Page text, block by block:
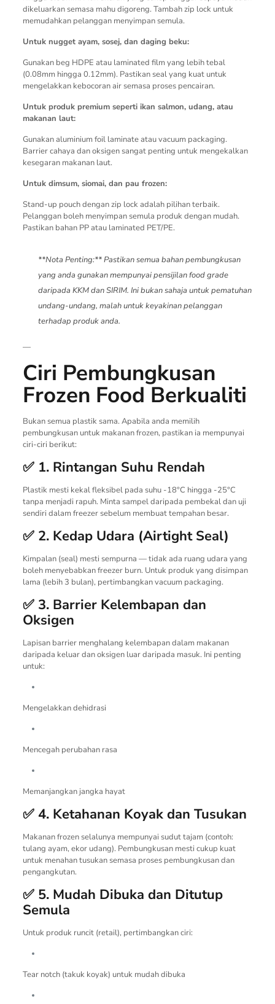
dikeluarkan semasa mahu digoreng. Tambah zip lock untuk
memudahkan pelanggan menyimpan semula.
Untuk nugget ayam, sosej, dan daging beku:
Gunakan beg HDPE atau laminated film yang lebih tebal
(0.08mm hingga 0.12mm). Pastikan seal yang kuat untuk
mengelakkan kebocoran air semasa proses pencairan.
Untuk produk premium seperti ikan salmon, udang, atau
makanan laut:
Gunakan aluminium foil laminate atau vacuum packaging.
Barrier cahaya dan oksigen sangat penting untuk mengekalkan
kesegaran makanan laut.
Untuk dimsum, siomai, dan pau frozen:
Stand-up pouch dengan zip lock adalah pilihan terbaik.
Pelanggan boleh menyimpan semula produk dengan mudah.
Pastikan bahan PP atau laminated PET/PE.
**Nota Penting:** Pastikan semua bahan pembungkusan
yang anda gunakan mempunyai pensijilan food grade
daripada KKM dan SIRIM. Ini bukan sahaja untuk pematuhan
undang-undang, malah untuk keyakinan pelanggan
terhadap produk anda.
—
Ciri Pembungkusan
Frozen Food Berkualiti
Bukan semua plastik sama. Apabila anda memilih
pembungkusan untuk makanan frozen, pastikan ia mempunyai
ciri-ciri berikut:
✅ 1. Rintangan Suhu Rendah
Plastik mesti kekal fleksibel pada suhu -18°C hingga -25°C
tanpa menjadi rapuh. Minta sampel daripada pembekal dan uji
sendiri dalam freezer sebelum membuat tempahan besar.
✅ 2. Kedap Udara (Airtight Seal)
Kimpalan (seal) mesti sempurna — tidak ada ruang udara yang
boleh menyebabkan freezer burn. Untuk produk yang disimpan
lama (lebih 3 bulan), pertimbangkan vacuum packaging.
✅ 3. Barrier Kelembapan dan
Oksigen
Lapisan barrier menghalang kelembapan dalam makanan
daripada keluar dan oksigen luar daripada masuk. Ini penting
untuk:
Mengelakkan dehidrasi
Mencegah perubahan rasa
Memanjangkan jangka hayat
✅ 4. Ketahanan Koyak dan Tusukan
Makanan frozen selalunya mempunyai sudut tajam (contoh:
tulang ayam, ekor udang). Pembungkusan mesti cukup kuat
untuk menahan tusukan semasa proses pembungkusan dan
pengangkutan.
✅ 5. Mudah Dibuka dan Ditutup
Semula
Untuk produk runcit (retail), pertimbangkan ciri:
Tear notch (takuk koyak) untuk mudah dibuka